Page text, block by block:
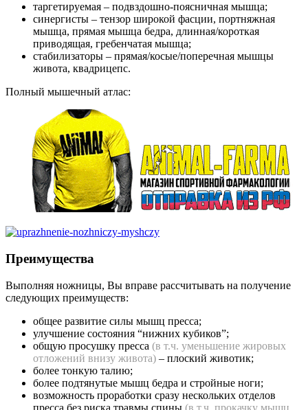
таргетируемая – подвздошно-поясничная мышца;
синергисты – тензор широкой фасции, портняжная
мышца, прямая мышца бедра, длинная/короткая
приводящая, гребенчатая мышца;
стабилизаторы – прямая/косые/поперечная мышцы
живота, квадрицепс.
Полный мышечный атлас:
Преимущества
Выполняя ножницы, Вы вправе рассчитывать на получение
следующих преимуществ:
общее развитие силы мышц пресса;
улучшение состояния “нижних кубиков”;
общую просушку пресса (в т.ч. уменьшение жировых
отложений внизу живота) – плоский животик;
более тонкую талию;
более подтянутые мышц бедра и стройные ноги;
возможность проработки сразу нескольких отделов
пресса без риска травмы спины (в т.ч. прокачку мышц